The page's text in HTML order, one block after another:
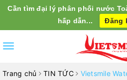
Toggle
Trang chủ TIN TỨC
Vietsmile
Cần tìm đại lý phân phối nước
hấp dẫn...
Đăng